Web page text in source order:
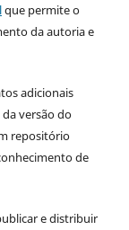
que permite o
da autoria e
adicionais
versão do
repositório
de
e distribuir